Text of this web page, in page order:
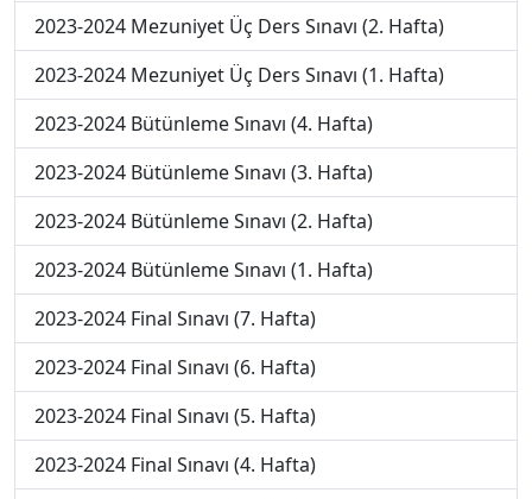
2023-2024 Mezuniyet Üç Ders Sınavı (2. Hafta)
2023-2024 Mezuniyet Üç Ders Sınavı (1. Hafta)
2023-2024 Bütünleme Sınavı (4. Hafta)
2023-2024 Bütünleme Sınavı (3. Hafta)
2023-2024 Bütünleme Sınavı (2. Hafta)
2023-2024 Bütünleme Sınavı (1. Hafta)
2023-2024 Final Sınavı (7. Hafta)
2023-2024 Final Sınavı (6. Hafta)
2023-2024 Final Sınavı (5. Hafta)
2023-2024 Final Sınavı (4. Hafta)